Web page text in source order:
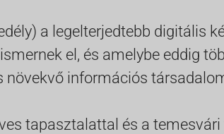
a legelterjedtebb digitális
el, és amelybe eddig
információs
tapasztalattal és a